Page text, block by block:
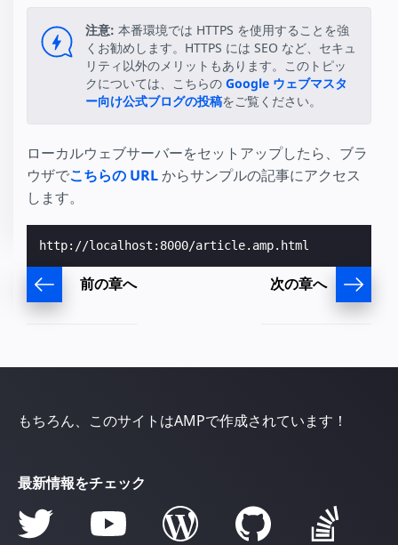
注意: 本番環境では HTTPS を使用することを強
くお勧めします。HTTPS には SEO など、セキュ
リティ以外のメリットもあります。このトピッ
クについては、こちらの Google ウェブマスタ
ー向け公式ブログの投稿をご覧ください。
ローカルウェブサーバーをセットアップしたら、ブラ
ウザでこちらの URLからサンプルの記事にアクセス
します。
前の章へ 次の章へ
もちろん、このサイトはAMPで作成されています！
最新情報をチェック